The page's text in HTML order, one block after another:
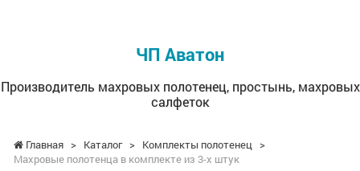
салфеток
ЧП Аватон
Производитель махровых полотенец, простынь, махровых
салфеток
Главная > Каталог > Комплекты полотенец >
Махровые полотенца в комплекте из 3-х штук